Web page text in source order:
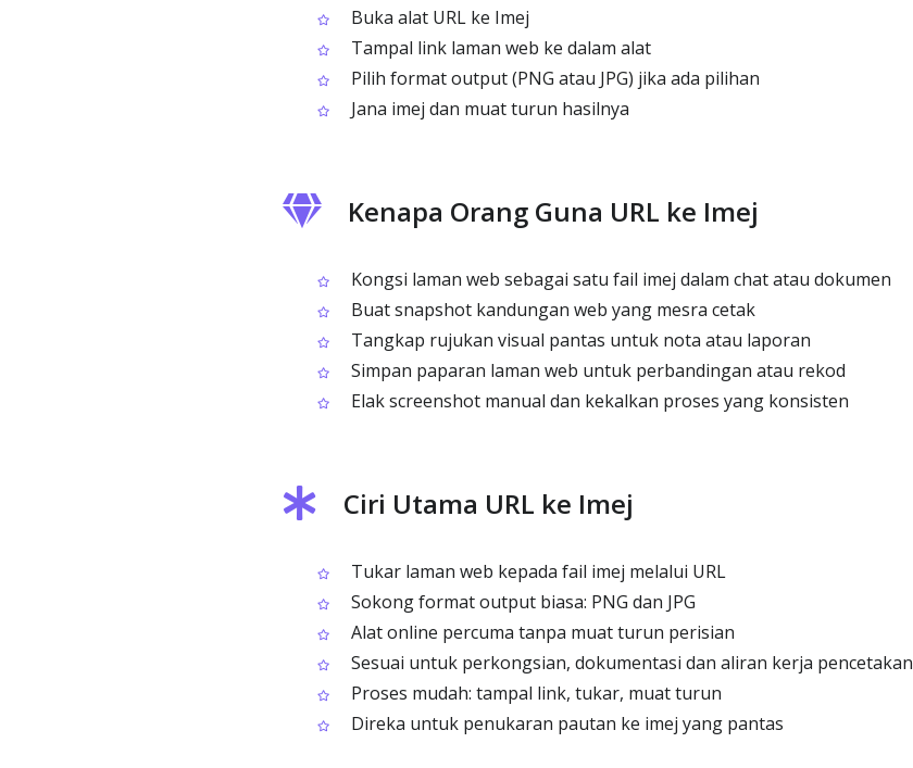
Buka alat URL ke Imej
Tampal link laman web ke dalam alat
Pilih format output (PNG atau JPG) jika ada pilihan
Jana imej dan muat turun hasilnya
Kenapa Orang Guna URL ke Imej
Kongsi laman web sebagai satu fail imej dalam chat atau dokumen
Buat snapshot kandungan web yang mesra cetak
Tangkap rujukan visual pantas untuk nota atau laporan
Simpan paparan laman web untuk perbandingan atau rekod
Elak screenshot manual dan kekalkan proses yang konsisten
Ciri Utama URL ke Imej
Tukar laman web kepada fail imej melalui URL
Sokong format output biasa: PNG dan JPG
Alat online percuma tanpa muat turun perisian
Sesuai untuk perkongsian, dokumentasi dan aliran kerja pencetakan
Proses mudah: tampal link, tukar, muat turun
Direka untuk penukaran pautan ke imej yang pantas